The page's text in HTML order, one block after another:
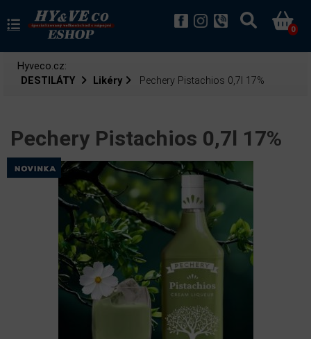
0
Hyveco.cz:
DESTILÁTY
Likéry Pechery Pistachios 0,7l 17%
Pechery Pistachios 0,7l 17%